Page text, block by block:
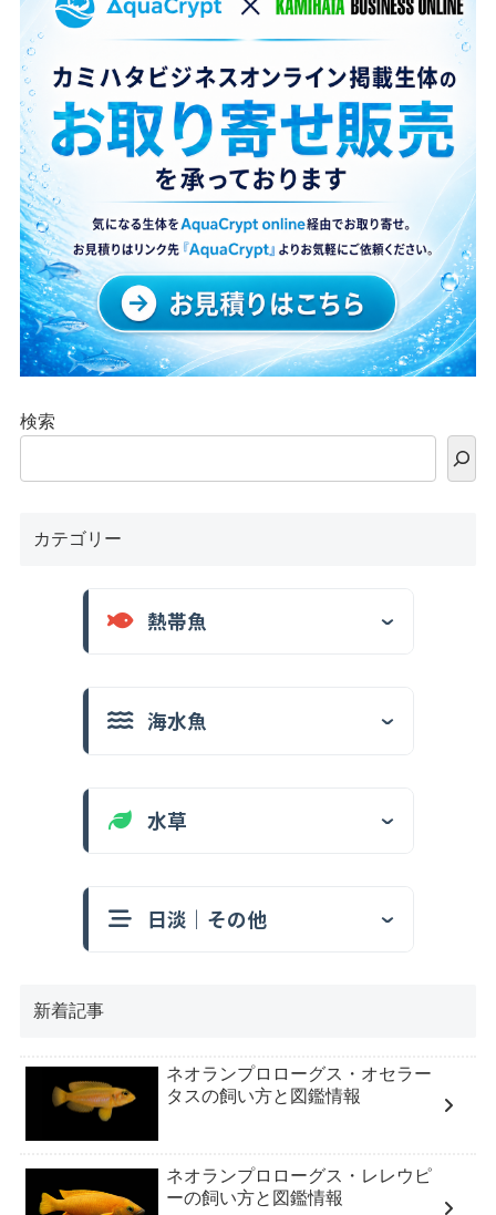
検索
カテゴリー
熱帯魚
海水魚
水草
日淡｜その他
新着記事
ネオランプロローグス・オセラー
タスの飼い方と図鑑情報
ネオランプロローグス・レレウピ
ーの飼い方と図鑑情報